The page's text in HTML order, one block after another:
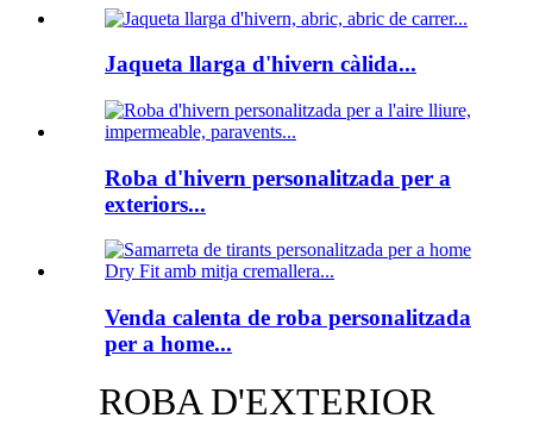
Jaqueta llarga d'hivern càlida...
Roba d'hivern personalitzada per a
exteriors...
Venda calenta de roba personalitzada
per a home...
ROBA D'EXTERIOR